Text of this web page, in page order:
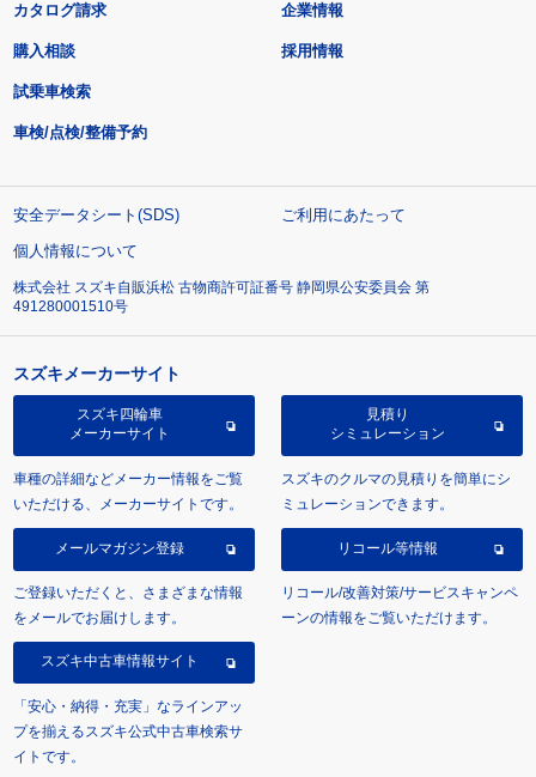
カタログ請求
購入相談
試乗車検索
車検/点検/整備予約
企業情報
採用情報
安全データシート(SDS)
ご利用にあたって
個人情報について
株式会社 スズキ自販浜松 古物商許可証番号 静岡県公安委員会 第
491280001510号
スズキメーカーサイト
スズキ四輪車
メーカーサイト
車種の詳細などメーカー情報をご覧
いただける、メーカーサイトです。
見積り
シミュレーション
スズキのクルマの見積りを簡単にシ
ミュレーションできます。
メールマガジン登録
ご登録いただくと、さまざまな情報
をメールでお届けします。
リコール等情報
リコール/改善対策/サービスキャンペ
ーンの情報をご覧いただけます。
スズキ中古車情報サイト
「安心・納得・充実」なラインアッ
プを揃えるスズキ公式中古車検索サ
イトです。